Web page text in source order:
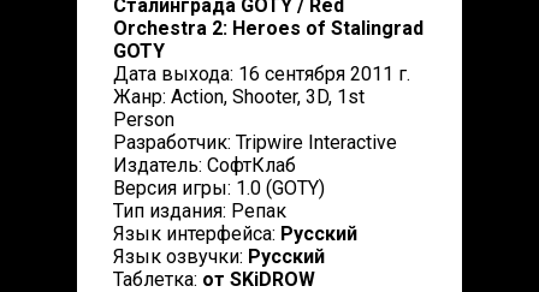
Сталинграда GOTY / Red
Orchestra 2: Heroes of Stalingrad
GOTY
Дата выхода: 16 сентября 2011 г.
Жанр: Action, Shooter, 3D, 1st
Person
Разработчик: Tripwire Interactive
Издатель: СофтКлаб
Версия игры: 1.0 (GOTY)
Тип издания: Репак
Язык интерфейса: Русский
Язык озвучки: Русский
Таблетка: от SKiDROW